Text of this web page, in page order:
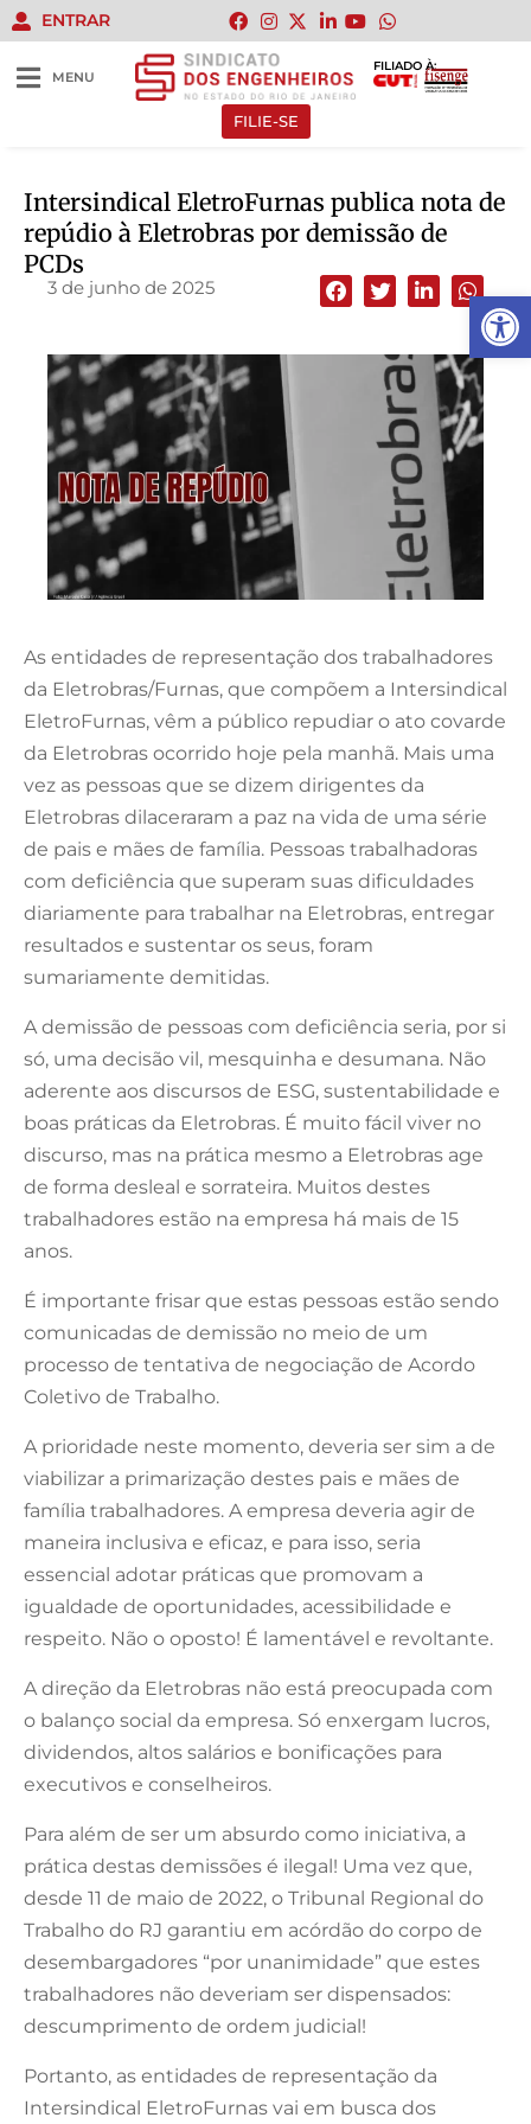
Abrir
ENTRAR
MENU
FILIADO À:
FILIE-SE
Intersindical EletroFurnas publica nota de
repúdio à Eletrobras por demissão de
PCDs
3 de junho de 2025
As entidades de representação dos trabalhadores
da Eletrobras/Furnas, que compõem a Intersindical
EletroFurnas, vêm a público repudiar o ato covarde
da Eletrobras ocorrido hoje pela manhã. Mais uma
vez as pessoas que se dizem dirigentes da
Eletrobras dilaceraram a paz na vida de uma série
de pais e mães de família. Pessoas trabalhadoras
com deficiência que superam suas dificuldades
diariamente para trabalhar na Eletrobras, entregar
resultados e sustentar os seus, foram
sumariamente demitidas.
A demissão de pessoas com deficiência seria, por si
só, uma decisão vil, mesquinha e desumana. Não
aderente aos discursos de ESG, sustentabilidade e
boas práticas da Eletrobras. É muito fácil viver no
discurso, mas na prática mesmo a Eletrobras age
de forma desleal e sorrateira. Muitos destes
trabalhadores estão na empresa há mais de 15
anos.
É importante frisar que estas pessoas estão sendo
comunicadas de demissão no meio de um
processo de tentativa de negociação de Acordo
Coletivo de Trabalho.
A prioridade neste momento, deveria ser sim a de
viabilizar a primarização destes pais e mães de
família trabalhadores. A empresa deveria agir de
maneira inclusiva e eficaz, e para isso, seria
essencial adotar práticas que promovam a
igualdade de oportunidades, acessibilidade e
respeito. Não o oposto! É lamentável e revoltante.
A direção da Eletrobras não está preocupada com
o balanço social da empresa. Só enxergam lucros,
dividendos, altos salários e bonificações para
executivos e conselheiros.
Para além de ser um absurdo como iniciativa, a
prática destas demissões é ilegal! Uma vez que,
desde 11 de maio de 2022, o Tribunal Regional do
Trabalho do RJ garantiu em acórdão do corpo de
desembargadores “por unanimidade” que estes
trabalhadores não deveriam ser dispensados:
descumprimento de ordem judicial!
Portanto, as entidades de representação da
Intersindical EletroFurnas vai em busca dos